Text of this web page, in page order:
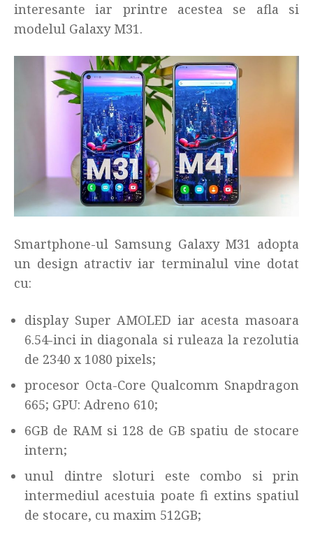
interesante iar printre acestea se afla si
modelul Galaxy M31.
Smartphone-ul Samsung Galaxy M31 adopta
un design atractiv iar terminalul vine dotat
cu:
display Super AMOLED iar acesta masoara
6.54-inci in diagonala si ruleaza la rezolutia
de 2340 x 1080 pixels;
procesor Octa-Core Qualcomm Snapdragon
665; GPU: Adreno 610;
6GB de RAM si 128 de GB spatiu de stocare
intern;
unul dintre sloturi este combo si prin
intermediul acestuia poate fi extins spatiul
de stocare, cu maxim 512GB;